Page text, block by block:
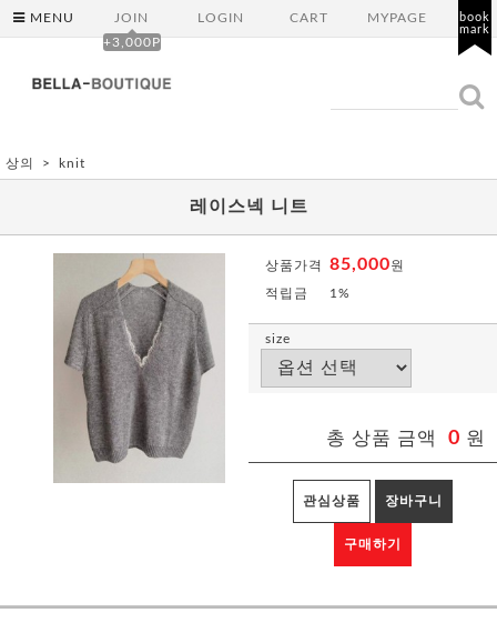
MENU
JOIN
+3,000P
LOGIN CART MYPAGE
book
mark
상의 knit
레이스넥 니트
상품가격 85,000원
적립금 1%
size
총 상품 금액 0 원
관심상품 장바구니
구매하기